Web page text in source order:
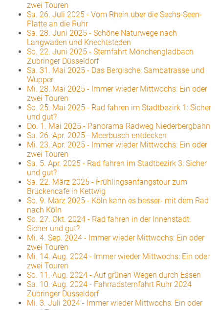
zwei Touren
Sa. 26. Juli 2025 - Vom Rhein über die Sechs-Seen-
Platte an die Ruhr
Sa. 28. Juni 2025 - Schöne Naturwege nach
Langwaden und Knechtsteden
So. 22. Juni 2025 - Sternfahrt Mönchengladbach
Zubringer Düsseldorf
Sa. 31. Mai 2025 - Das Bergische: Sambatrasse und
Wupper
Mi. 28. Mai 2025 - Immer wieder Mittwochs: Ein oder
zwei Touren
So. 25. Mai 2025 - Rad fahren im Stadtbezirk 1: Sicher
und gut?
Do. 1. Mai 2025 - Panorama Radweg Niederbergbahn
Sa. 26. Apr. 2025 - Meerbusch entdecken
Mi. 23. Apr. 2025 - Immer wieder Mittwochs: Ein oder
zwei Touren
Sa. 5. Apr. 2025 - Rad fahren im Stadtbezirk 3: Sicher
und gut?
Sa. 22. März 2025 - Frühlingsanfangstour zum
Brückencafe in Kettwig
So. 9. März 2025 - Köln kann es besser- mit dem Rad
nach Köln
So. 27. Okt. 2024 - Rad fahren in der Innenstadt:
Sicher und gut?
Mi. 4. Sep. 2024 - Immer wieder Mittwochs: Ein oder
zwei Touren
Mi. 14. Aug. 2024 - Immer wieder Mittwochs: Ein oder
zwei Touren
So. 11. Aug. 2024 - Auf grünen Wegen durch Essen
Sa. 10. Aug. 2024 - Fahrradsternfahrt Ruhr 2024
Zubringer Düsseldorf
Mi. 3. Juli 2024 - Immer wieder Mittwochs: Ein oder